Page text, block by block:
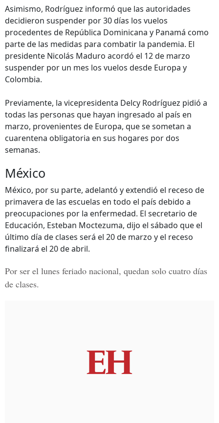
Asimismo, Rodríguez informó que las autoridades
decidieron suspender por 30 días los vuelos
procedentes de República Dominicana y Panamá como
parte de las medidas para combatir la pandemia. El
presidente Nicolás Maduro acordó el 12 de marzo
suspender por un mes los vuelos desde Europa y
Colombia.
Previamente, la vicepresidenta Delcy Rodríguez pidió a
todas las personas que hayan ingresado al país en
marzo, provenientes de Europa, que se sometan a
cuarentena obligatoria en sus hogares por dos
semanas.
México
México, por su parte, adelantó y extendió el receso de
primavera de las escuelas en todo el país debido a
preocupaciones por la enfermedad. El secretario de
Educación, Esteban Moctezuma, dijo el sábado que el
último día de clases será el 20 de marzo y el receso
finalizará el 20 de abril.
Por ser el lunes feriado nacional, quedan solo cuatro días
de clases.